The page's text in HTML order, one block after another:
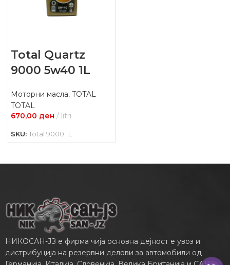
Total Quartz
9000 5w40 1L
Моторни масла, TOTAL
TOTAL
670,00 ден litri
SKU: Total 9000 1L
НИКОСАН-ЈЗ е фирма чија основна дејност е увоз и
дистрибуција на резервни делови за автомобили од